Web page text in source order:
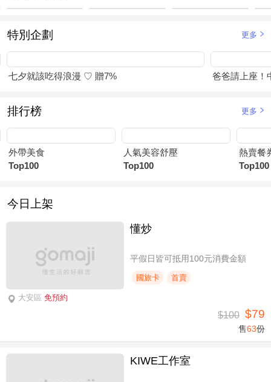
特別企劃 更多
七夕就該吃得浪漫 ♡ 贈7% 爸爸請上座！
排行榜 更多
外帶美食
Top100
人氣美容舒壓
Top100
熱賣餐
Top100
今日上架
大安區 免預約
懂炒
平假日皆可抵用100元消費金額
國旅卡 首賣
$100 $79
售63份
KIWE工作室